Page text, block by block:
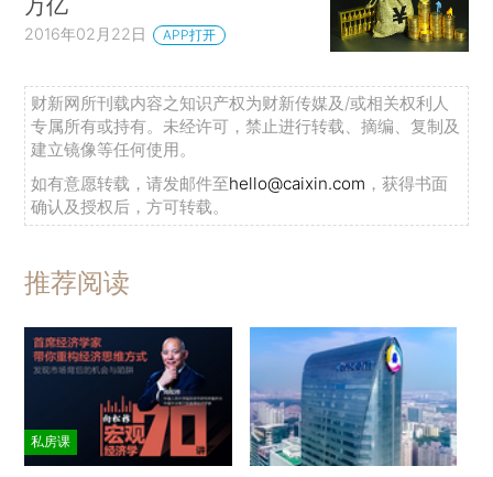
2016年02月22日 APP打开
财新网所刊载内容之知识产权为财新传媒及/或相关权利人
专属所有或持有。未经许可，禁止进行转载、摘编、复制及
建立镜像等任何使用。
如有意愿转载，请发邮件至hello@caixin.com ，获得书面
确认及授权后，方可转载。
推荐阅读
私房课